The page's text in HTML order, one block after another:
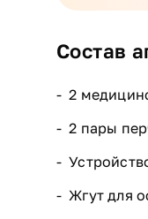
Состав
2
2 пары
Жгут для